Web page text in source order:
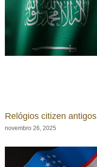
Relógios citizen antigos
novembro 26, 2025